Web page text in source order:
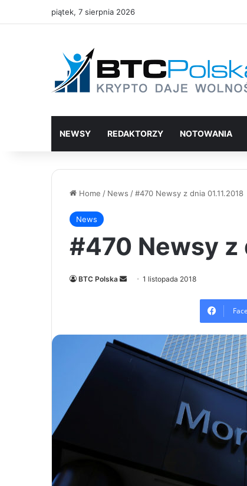
piątek, 7 sierpnia 2026
NEWSY REDAKTORZY NOTOWANIA
Home / News /#470 Newsy z dnia 01.11.2018
News
#470 Newsy z
BTC Polska
Send1 listopada 2018